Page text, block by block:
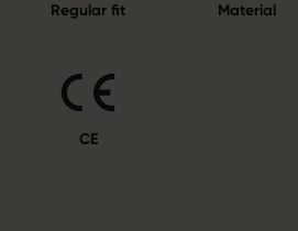
Regular fit
Material
CE